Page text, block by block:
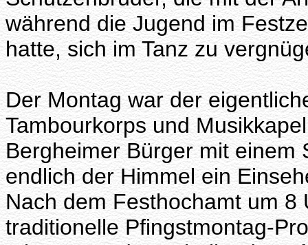
während die Jugend im
hatte, sich im Tanz zu
Der Montag war der
Tambourkorps und
Bergheimer Bürger mit einem
endlich der Himmel ein
Nach dem Festhochamt um
traditionelle Pfingstmontag-